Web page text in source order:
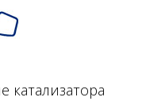
катализатора